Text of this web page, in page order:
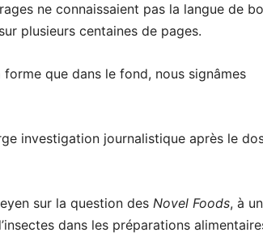
ne connaissaient pas la langue de
plusieurs centaines de pages.
que dans le fond, nous signâmes
investigation journalistique après le
sur la question des Novel Foods, à
dans les préparations